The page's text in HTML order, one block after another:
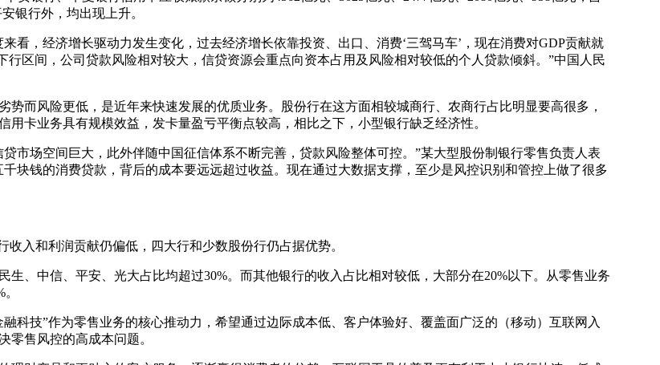
银行外，均出现上升。
，经济增长驱动力发生变化，过去经济增长依靠投资、出口、消费‘三驾马车’，现在消费对GDP贡献就
区间，公司贷款风险相对较大，信贷资源会重点向资本占用及风险相对较低的个人贷款倾斜。”中国人民
风险更低，是近年来快速发展的优质业务。股份行在这方面相较城商行、农商行占比明显要高很多，
卡业务具有规模效益，发卡量盈亏平衡点较高，相比之下，小型银行缺乏经济性。
场空间巨大，此外伴随中国征信体系不断完善，贷款风险整体可控。”某大型股份制银行零售负责人表
块钱的消费贷款，背后的成本要远远超过收益。现在通过大数据支撑，至少是风控识别和管控上做了很多
入和利润贡献仍偏低，四大行和少数股份行仍占据优势。
中信、平安、光大占比均超过30%。而其他银行的收入占比相对较低，大部分在20%以下。从零售业务
技”作为零售业务的核心推动力，希望通过边际成本低、客户体验好、覆盖面广泛的（移动）互联网入
零售风控的高成本问题。